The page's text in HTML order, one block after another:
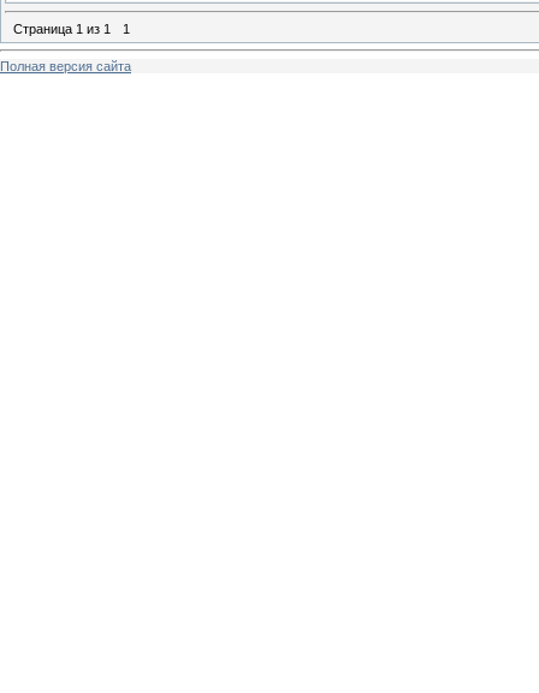
Страница 1 из 1 1
Полная версия сайта